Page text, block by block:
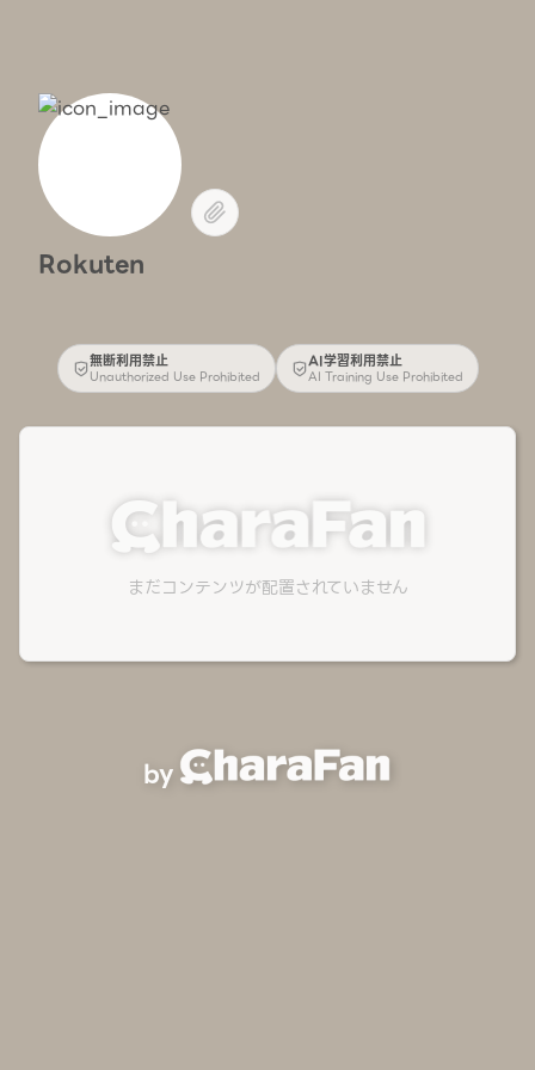
Rokuten
無断利用禁止
Unauthorized Use Prohibited
AI学習利用禁止
AI Training Use Prohibited
まだコンテンツが配置されていません
by